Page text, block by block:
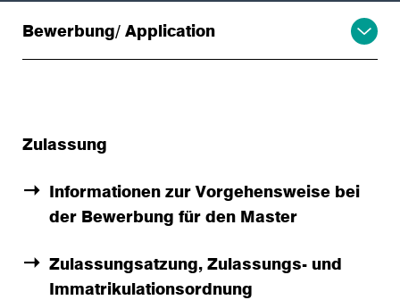
Bewerbung/ Application
Zulassung
Informationen zur Vorgehensweise bei
der Bewerbung für den Master
Zulassungsatzung, Zulassungs- und
Immatrikulationsordnung